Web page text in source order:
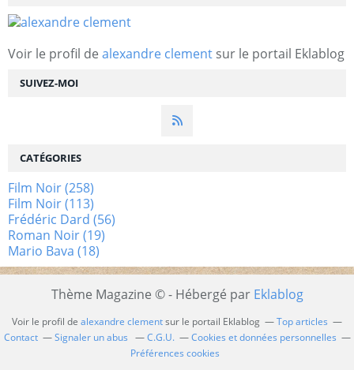
SUIVEZ-MOI
Voir le profil de alexandre clement sur le portail Eklablog
CATÉGORIES
Film Noir(258)
Film Noir(113)
Frédéric Dard (56)
Roman Noir(19)
Mario Bava (18)
Thème Magazine © - Hébergé par Eklablog
Voir le profil de alexandre clementsur le portail Eklablog
Top articles
Contact
Signaler un abus C.G.U.
Cookies et données personnelles
Préférences cookies